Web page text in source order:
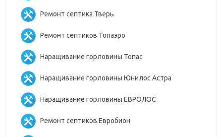
Ремонт септика Тверь
Ремонт септиков Топаэро
Наращивание горловины Топас
Наращивание горловины Юнилос Астра
Наращивание горловины ЕВРОЛОС
Ремонт септиков Евробион